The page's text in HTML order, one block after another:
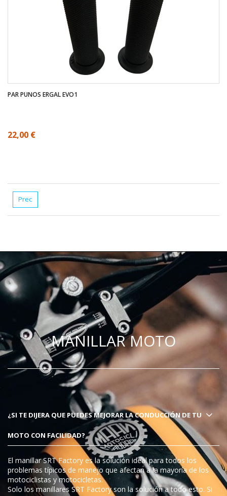
PAR PUNOS ERGAL EVO1
22,00 €
MANILLAR MOTO
¿SI TE DIJERA QUE PUEDES MEJORAR LA CONDUCCIÓN DE TU
MOTO CON FACILIDAD?
El manillar SRT Factory es la solución ideal para todos los
problemas típicos de manejo que afectan a la mayoría de los
motociclistas y motocicletas.
Solo los manillares SRT Factory son la solución a todo esto. Si